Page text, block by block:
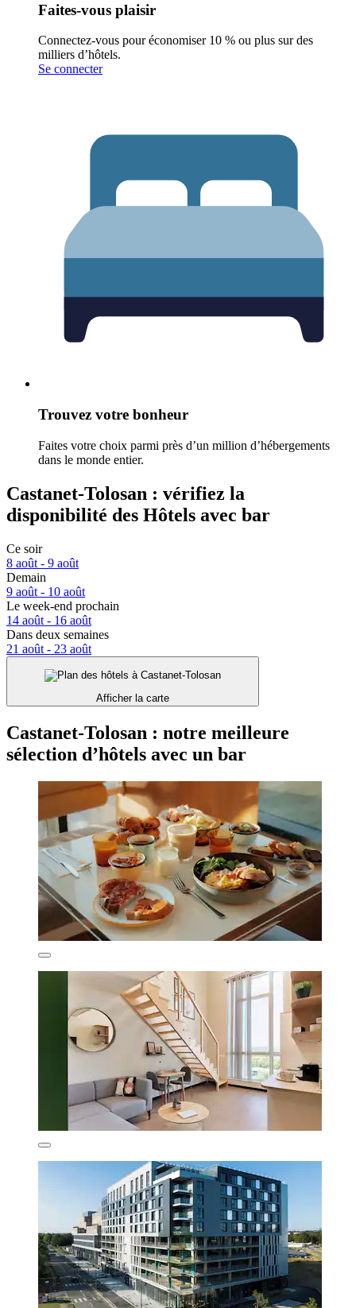
Faites-vous plaisir
Connectez-vous pour économiser 10 % ou plus sur des
milliers d’hôtels.
Se connecter
Trouvez votre bonheur
Faites votre choix parmi près d’un million d’hébergements
dans le monde entier.
Castanet-Tolosan : vérifiez la
disponibilité des Hôtels avec bar
Ce soir
8 août - 9 août
Demain
9 août - 10 août
Le week-end prochain
14 août - 16 août
Dans deux semaines
21 août - 23 août
Afficher la carte
Castanet-Tolosan : notre meilleure
sélection d’hôtels avec un bar